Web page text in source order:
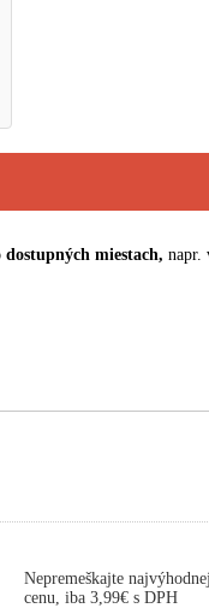
miestach, napr.
Nepremeškajte
cenu, iba 3,99€ s DPH